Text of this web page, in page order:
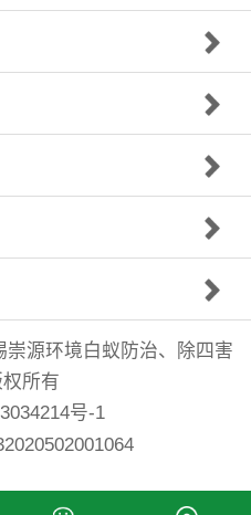
源环境白蚁防治、除四害
所有
号-1